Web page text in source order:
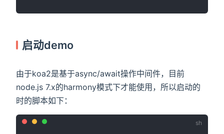
启动demo
由于koa2是基于async/await操作中间件，目前
node.js 7.x的harmony模式下才能使用，所以启动的
时的脚本如下：